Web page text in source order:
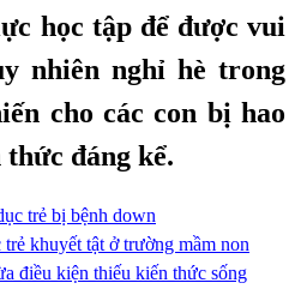
học tập để được vui
nhiên nghỉ hè trong
cho các con bị hao
đáng kể.
trẻ bị bệnh down
khuyết tật ở trường mầm non
điều kiện thiếu kiến thức sống